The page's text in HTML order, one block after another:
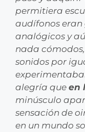
permitiera
audífonos
analógicos y
nada
sonidos por
alegría que en
minúsculo
sensación de
en un mundo